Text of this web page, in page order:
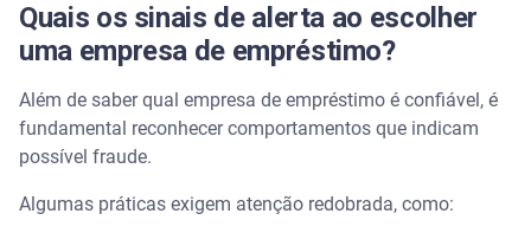
Quais os sinais de alerta ao escolher
uma empresa de empréstimo?
Além de saber qual empresa de empréstimo é confiável, é
fundamental reconhecer comportamentos que indicam
possível fraude.
Algumas práticas exigem atenção redobrada, como: